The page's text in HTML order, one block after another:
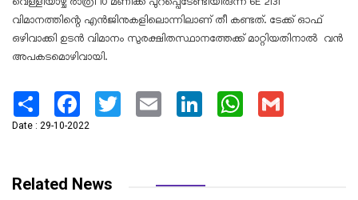
വിമാനത്തിന്റെ എൻജിനുകളിലൊന്നിലാണ് തീ കണ്ടത്. ടേക്ക് ഓഫ്
ഒഴിവാക്കി ഉടൻ വിമാനം സുരക്ഷിതസ്ഥാനത്തേക്ക് മാറ്റിയതിനാൽ വന്‍
അപകടമൊഴിവായി.
Share Facebook Twitter Email LinkedIn WhatsApp
Date : 29-10-2022
Related News